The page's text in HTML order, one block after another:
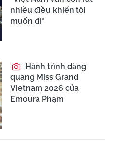
nhiều điều khiến tôi
muốn đi"
Hành trình đăng
quang Miss Grand
Vietnam 2026 của
Emoura Phạm